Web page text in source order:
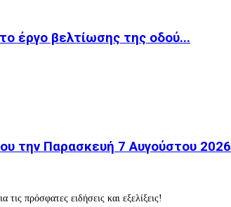
έργο βελτίωσης της οδού...
την Παρασκευή 7 Αυγούστου 2026
πρόσφατες ειδήσεις και εξελίξεις!